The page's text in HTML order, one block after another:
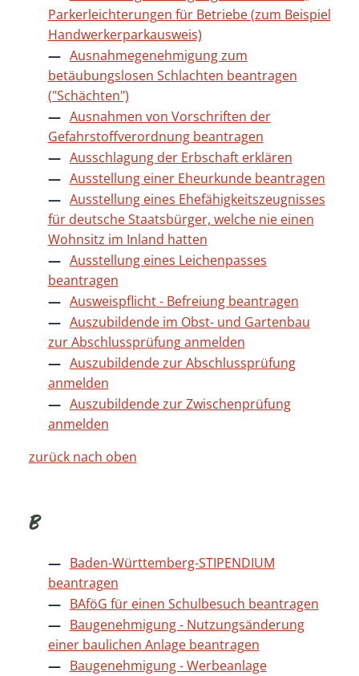
Parkerleichterungen für Betriebe (zum Beispiel
Handwerkerparkausweis)
Ausnahmegenehmigung zum
betäubungslosen Schlachten beantragen
("Schächten")
Ausnahmen von Vorschriften der
Gefahrstoffverordnung beantragen
Ausschlagung der Erbschaft erklären
Ausstellung einer Eheurkunde beantragen
Ausstellung eines Ehefähigkeitszeugnisses
für deutsche Staatsbürger, welche nie einen
Wohnsitz im Inland hatten
Ausstellung eines Leichenpasses
beantragen
Ausweispflicht - Befreiung beantragen
Auszubildende im Obst- und Gartenbau
zur Abschlussprüfung anmelden
Auszubildende zur Abschlussprüfung
anmelden
Auszubildende zur Zwischenprüfung
anmelden
zurück nach oben
B
Baden-Württemberg-STIPENDIUM
beantragen
BAföG für einen Schulbesuch beantragen
Baugenehmigung - Nutzungsänderung
einer baulichen Anlage beantragen
Baugenehmigung - Werbeanlage